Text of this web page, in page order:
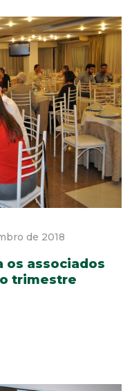
de 2018
os associados
trimestre